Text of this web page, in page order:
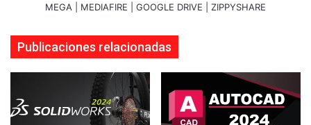
MEGA | MEDIAFIRE | GOOGLE DRIVE | ZIPPYSHARE
Publicaciones relacionadas